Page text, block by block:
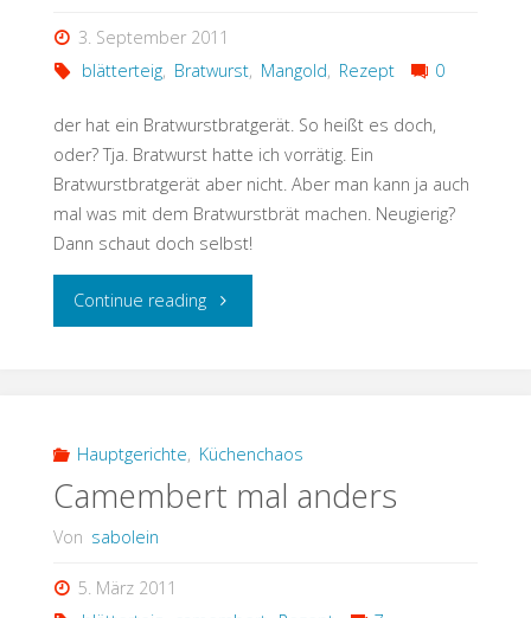
3. September 2011
blätterteig, Bratwurst, Mangold, Rezept 0
der hat ein Bratwurstbratgerät. So heißt es doch,
oder? Tja. Bratwurst hatte ich vorrätig. Ein
Bratwurstbratgerät aber nicht. Aber man kann ja auch
mal was mit dem Bratwurstbrät machen. Neugierig?
Dann schaut doch selbst!
Continue reading"wer
Bratwurst
brät…"
Hauptgerichte, Küchenchaos
Camembert mal anders
Von sabolein
5. März 2011